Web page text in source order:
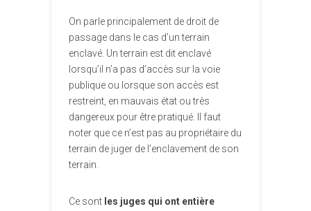
On parle principalement de droit de
passage dans le cas d’un terrain
enclavé. Un terrain est dit enclavé
lorsqu’il n’a pas d’accès sur la voie
publique ou lorsque son accès est
restreint, en mauvais état ou très
dangereux pour être pratiqué. Il faut
noter que ce n’est pas au propriétaire du
terrain de juger de l’enclavement de son
terrain.
Ce sont les juges qui ont entière